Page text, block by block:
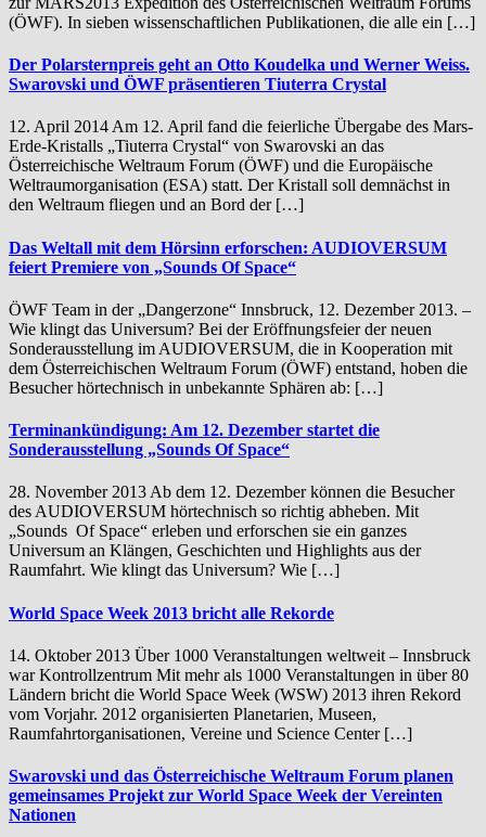
(ÖWF). In sieben wissenschaftlichen Publikationen, die alle ein […]
Der Polarsternpreis geht an Otto Koudelka und Werner Weiss.
Swarovski und ÖWF präsentieren Tiuterra Crystal
12. April 2014 Am 12. April fand die feierliche Übergabe des Mars-
Erde-Kristalls „Tiuterra Crystal“ von Swarovski an das
Österreichische Weltraum Forum (ÖWF) und die Europäische
Weltraumorganisation (ESA) statt. Der Kristall soll demnächst in
den Weltraum fliegen und an Bord der […]
Das Weltall mit dem Hörsinn erforschen: AUDIOVERSUM
feiert Premiere von „Sounds Of Space“
ÖWF Team in der „Dangerzone“ Innsbruck, 12. Dezember 2013. –
Wie klingt das Universum? Bei der Eröffnungsfeier der neuen
Sonderausstellung im AUDIOVERSUM, die in Kooperation mit
dem Österreichischen Weltraum Forum (ÖWF) entstand, hoben die
Besucher hörtechnisch in unbekannte Sphären ab: […]
Terminankündigung: Am 12. Dezember startet die
Sonderausstellung „Sounds Of Space“
28. November 2013 Ab dem 12. Dezember können die Besucher
des AUDIOVERSUM hörtechnisch so richtig abheben. Mit
„Sounds Of Space“ erleben und erforschen sie ein ganzes
Universum an Klängen, Geschichten und Highlights aus der
Raumfahrt. Wie klingt das Universum? Wie […]
World Space Week 2013 bricht alle Rekorde
14. Oktober 2013 Über 1000 Veranstaltungen weltweit – Innsbruck
war Kontrollzentrum Mit mehr als 1000 Veranstaltungen in über 80
Ländern bricht die World Space Week (WSW) 2013 ihren Rekord
vom Vorjahr. 2012 organisierten Planetarien, Museen,
Raumfahrtorganisationen, Vereine und Science Center […]
Swarovski und das Österreichische Weltraum Forum planen
gemeinsames Projekt zur World Space Week der Vereinten
Nationen